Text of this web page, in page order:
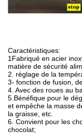
Caractéristiques:
1Fabriqué en acier
matière de sécurité
2. réglage de la
3- fonction de fusion,
4. Avec des roues au
5.Bénéfique pour le
et empêche la masse
la graisse, etc.
6. Convient pour les
chocolat;